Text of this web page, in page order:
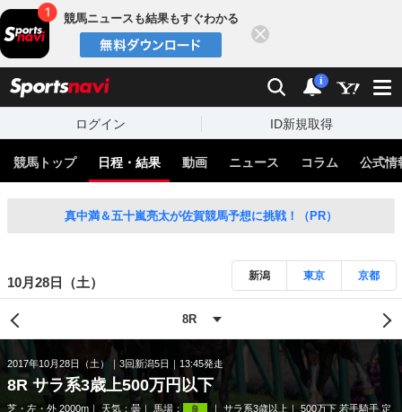
競馬ニュースも結果もすぐわかる
検索 通知
i
ログイン ID新規取得
競馬トップ 日程・結果 動画 ニュース コラム 公式情
真中満＆五十嵐亮太が佐賀競馬予想に挑戦！（PR）
10月28日（土） 新潟 東京 京都
2017年10月28日（土） 3回新潟5日 13:45発走
8R サラ系3歳上500万円以下
芝・左・外 2000m 天気： 曇 馬場： 良 サラ系3歳以上
500万下 若手騎手 定